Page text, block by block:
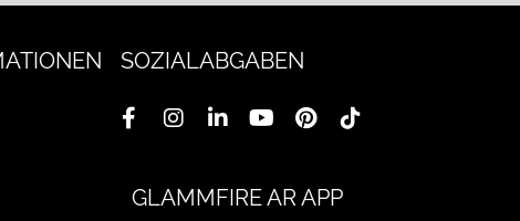
SOZIALABGABEN
GLAMMFIRE AR APP